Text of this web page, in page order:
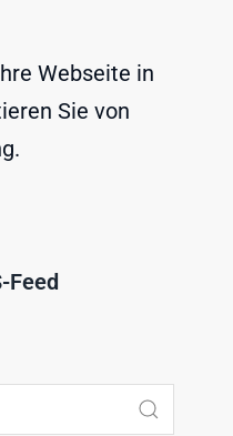
Webseite in
Sie von
Feed